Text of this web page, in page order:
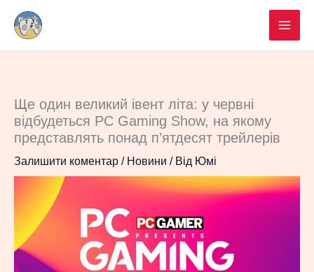
Перейти
вмісту
Ще один великий івент літа: у червні
відбудеться PC Gaming Show, на якому
представлять понад п’ятдесят трейлерів
Залишити коментар / Новини / Від Юмі